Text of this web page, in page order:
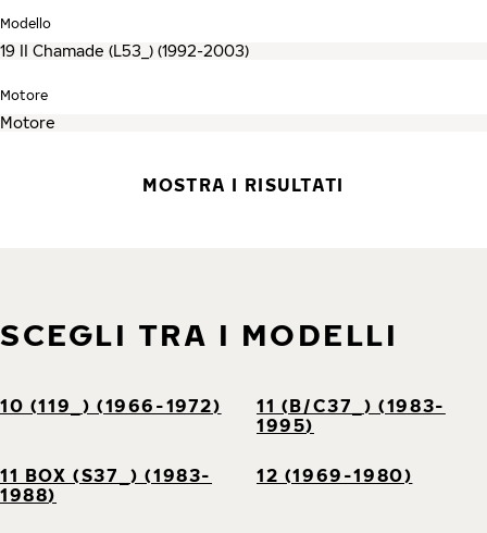
Modello
Motore
MOSTRA I RISULTATI
SCEGLI TRA I MODELLI
10 (119_) (1966-1972)
11 (B/C37_) (1983-
1995)
11 BOX (S37_) (1983-
1988)
12 (1969-1980)